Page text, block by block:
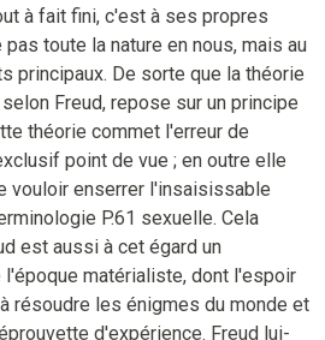
à fait fini, c'est à ses propres
toute la nature en nous, mais au
principaux. De sorte que la théorie
Freud, repose sur un principe
théorie commet l'erreur de
point de vue ; en outre elle
vouloir enserrer l'insaisissable
P.61 sexuelle. Cela
est aussi à cet égard un
matérialiste, dont l'espoir
résoudre les énigmes du monde et
d'expérience. Freud lui-